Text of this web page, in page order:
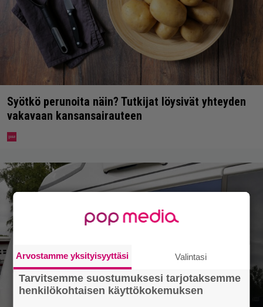
Syötkö perunoita näin? Tutkijat löysivät yhteyden
vakavaan kansansairauteen
Arvostamme yksityisyyttäsi Valintasi
Tarvitsemme suostumuksesi tarjotaksemme
henkilökohtaisen käyttökokemuksen